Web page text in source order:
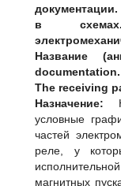
в
Название
The receiving
Назначение:
условные
частей
реле, у
магнитных